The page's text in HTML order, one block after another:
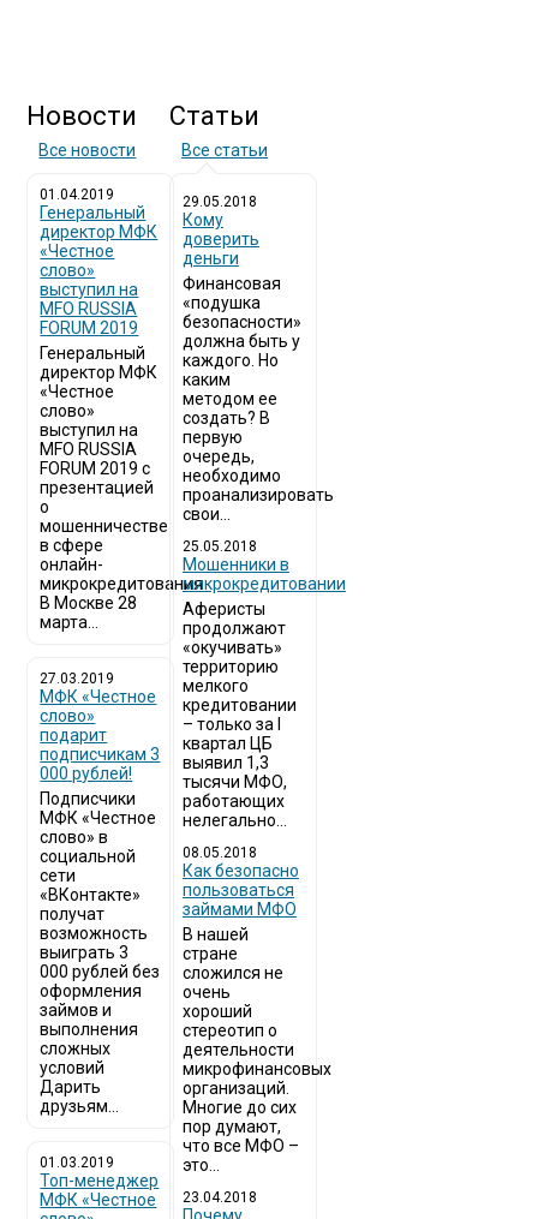
Новости
Все новости
01.04.2019
Генеральный
директор МФК
«Честное
слово»
выступил на
MFO RUSSIA
FORUM 2019
Генеральный
директор МФК
«Честное
слово»
выступил на
MFO RUSSIA
FORUM 2019 с
презентацией
о
мошенничестве
в сфере
онлайн-
микрокредитования
В Москве 28
марта...
27.03.2019
МФК «Честное
слово»
подарит
подписчикам 3
000 рублей!
Подписчики
МФК «Честное
слово» в
социальной
сети
«ВКонтакте»
получат
возможность
выиграть 3
000 рублей без
оформления
займов и
выполнения
сложных
условий
Дарить
друзьям...
01.03.2019
Топ-менеджер
МФК «Честное
Статьи
Все статьи
29.05.2018
Кому
доверить
деньги
Финансовая
«подушка
безопасности»
должна быть у
каждого. Но
каким
методом ее
создать? В
первую
очередь,
необходимо
проанализировать
свои...
25.05.2018
Мошенники в
микрокредитовании
Аферисты
продолжают
«окучивать»
территорию
мелкого
кредитовании
– только за I
квартал ЦБ
выявил 1,3
тысячи МФО,
работающих
нелегально...
08.05.2018
Как безопасно
пользоваться
займами МФО
В нашей
стране
сложился не
очень
хороший
стереотип о
деятельности
микрофинансовых
организаций.
Многие до сих
пор думают,
что все МФО –
это...
23.04.2018